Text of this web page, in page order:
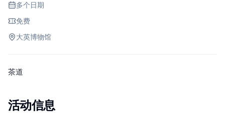
多个日期
免费
大英博物馆
茶道
活动信息